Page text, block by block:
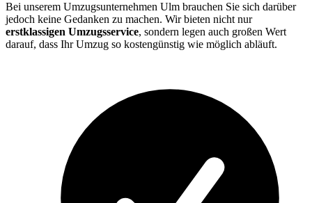
Bei unserem Umzugsunternehmen Ulm brauchen Sie sich darüber
jedoch keine Gedanken zu machen. Wir bieten nicht nur
erstklassigen Umzugsservice, sondern legen auch großen Wert
darauf, dass Ihr Umzug so kostengünstig wie möglich abläuft.